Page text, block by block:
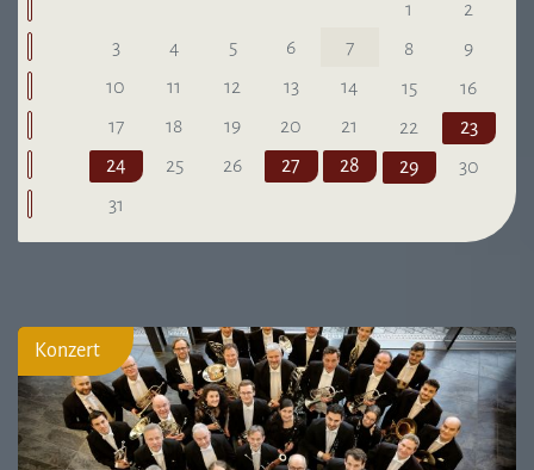
1
2
3
4 5 6 7 8
9
10
11 12 13 14 15
16
17
18 19 20 21 22
23
24
25 26 27 28 29
30
31
Konzert